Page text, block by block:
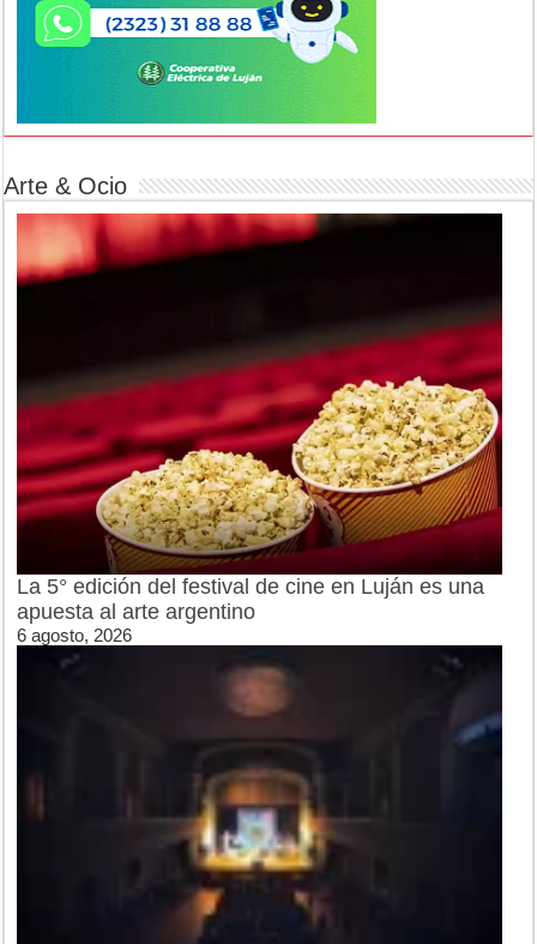
Arte & Ocio
La 5° edición del festival de cine en Luján es una
apuesta al arte argentino
6 agosto, 2026